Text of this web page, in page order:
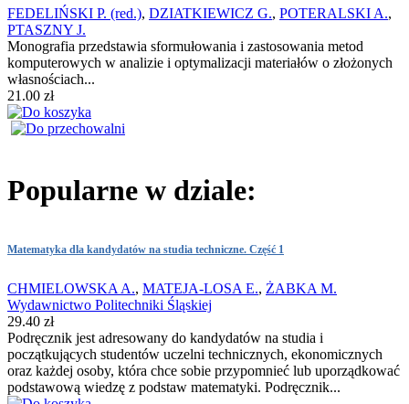
FEDELIŃSKI P. (red.), DZIATKIEWICZ G., POTERALSKI A.,
PTASZNY J.
Monografia przedstawia sformułowania i zastosowania metod
komputerowych w analizie i optymalizacji materiałów o złożonych
własnościach...
21.00 zł
Popularne w dziale:
Matematyka dla kandydatów na studia techniczne. Część 1
CHMIELOWSKA A., MATEJA-LOSA E., ŻABKA M.
Wydawnictwo Politechniki Śląskiej
29.40 zł
Podręcznik jest adresowany do kandydatów na studia i
początkujących studentów uczelni technicznych, ekonomicznych
oraz każdej osoby, która chce sobie przypomnieć lub uporządkować
podstawową wiedzę z podstaw matematyki. Podręcznik...